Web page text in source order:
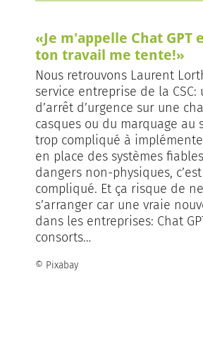
«Je m'appelle Chat GPT
ton travail me tente!»
Nous retrouvons Laurent
service entreprise de la CSC:
d’arrêt d’urgence sur une
casques ou du marquage au
trop compliqué à
en place des systèmes
dangers non-physiques,
compliqué. Et ça risque de
s’arranger car une vraie
dans les entreprises: Chat
consorts…
© Pixabay